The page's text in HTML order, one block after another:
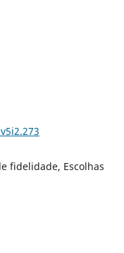
fidelidade, Escolhas